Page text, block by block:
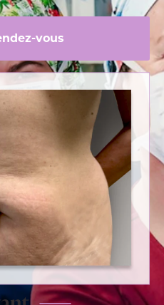
vous